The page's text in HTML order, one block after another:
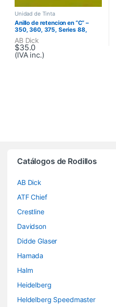
Unidad de Tinta
Anillo de retencion en “C” –
350, 360, 375, Series 88,
Series 98
AB Dick
$35.0
(IVA inc.)
Catálogos de Rodillos
AB Dick
ATF Chief
Crestline
Davidson
Didde Glaser
Hamada
Halm
Heidelberg
Heldelberg Speedmaster